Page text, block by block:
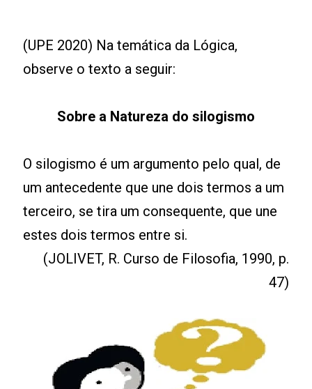
(UPE 2020) Na temática da Lógica,
observe o texto a seguir:
Sobre a Natureza do silogismo
O silogismo é um argumento pelo qual, de
um antecedente que une dois termos a um
terceiro, se tira um consequente, que une
estes dois termos entre si.
(JOLIVET, R. Curso de Filosofia, 1990, p.
47)